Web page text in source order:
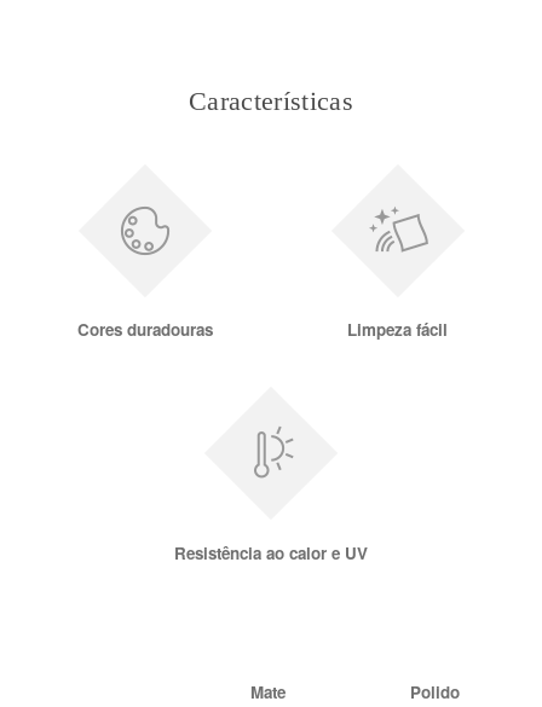
Características
Cores duradouras Limpeza fácil
Resistência ao calor e UV
Mate Polido